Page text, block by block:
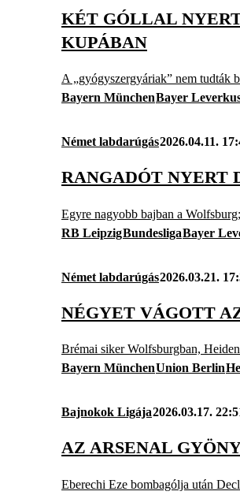
KÉT GÓLLAL
KUPÁBAN
A „gyógyszergyáriak” nem tudták
Bayern MünchenBayer
Német labdarúgás2026.04.11.
RANGADÓT NYERT
Egyre nagyobb bajban a
RB LeipzigBundesligaBayer
Német labdarúgás2026.03.21.
NÉGYET VÁGOTT
Brémai siker Wolfsburgban,
Bayern MünchenUnion Berlin
Bajnokok Ligája2026.03.17.
AZ ARSENAL
Eberechi Eze bombagólja után